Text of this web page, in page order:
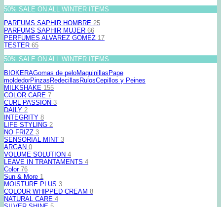
50% SALE ON ALL WINTER ITEMS
PARFUMS SAPHIR HOMBRE 25
PARFUMS SAPHIR MUJER 66
PERFUMES ALVAREZ GOMEZ 17
TESTER 65
50% SALE ON ALL WINTER ITEMS
BIOKERAGomas de peloMaquinillas Pape
moldedorPinzas Redecillas RulosCepillos y Peines
MILKSHAKE 155
COLOR CARE 7
CURL PASSION 3
DAILY 2
INTEGRITY 8
LIFE STYLING 2
NO FRIZZ 3
SENSORIAL MINT 3
ARGAN 0
VOLUME SOLUTION 4
LEAVE IN TRANTAMENTS 4
Color 76
Sun & More 1
MOISTURE PLUS 3
COLOUR WHIPPED CREAM 8
NATURAL CARE 4